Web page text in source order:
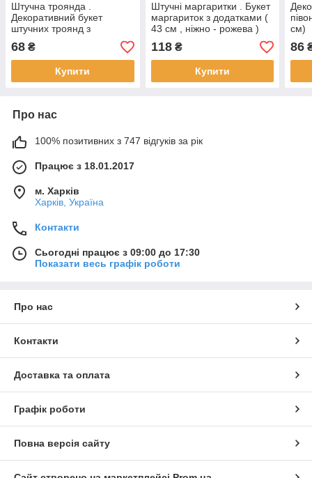
Штучна троянда .
Декоративний букет
штучних троянд з
добавками ( 30 см )
68 ₴
Купити
Штучні маргаритки . Букет
маргариток з додатками (
43 см , ніжно - рожева )
118₴
Купити
см)
86
Про нас
100% позитивних з 747 відгуків за рік
Працює з 18.01.2017
м. Харків
Харків, Україна
Контакти
Сьогодні працює з 09:00 до 17:30
Показати весь графік роботи
Про нас
Контакти
Доставка та оплата
Графік роботи
Повна версія сайту